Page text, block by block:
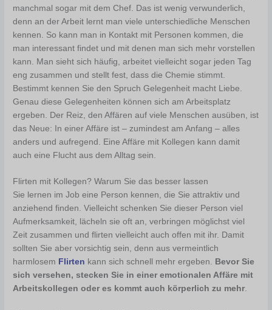
manchmal sogar mit dem Chef. Das ist wenig verwunderlich,
denn an der Arbeit lernt man viele unterschiedliche Menschen
kennen. So kann man in Kontakt mit Personen kommen, die
man interessant findet und mit denen man sich mehr vorstellen
kann. Man sieht sich häufig, arbeitet vielleicht sogar jeden Tag
eng zusammen und stellt fest, dass die Chemie stimmt.
Bestimmt kennen Sie den Spruch Gelegenheit macht Liebe.
Genau diese Gelegenheiten können sich am Arbeitsplatz
ergeben. Der Reiz, den Affären auf viele Menschen ausüben, ist
das Neue: In einer Affäre ist – zumindest am Anfang – alles
anders und aufregend. Eine Affäre mit Kollegen kann damit
auch eine Flucht aus dem Alltag sein.
Flirten mit Kollegen? Warum Sie das besser lassen
Sie lernen im Job eine Person kennen, die Sie attraktiv und
anziehend finden. Vielleicht schenken Sie dieser Person viel
Aufmerksamkeit, lächeln sie oft an, verbringen möglichst viel
Zeit zusammen und flirten vielleicht auch offen mit ihr. Damit
sollten Sie aber vorsichtig sein, denn aus vermeintlich
harmlosem Flirten kann sich schnell mehr ergeben. Bevor Sie
sich versehen, stecken Sie in einer emotionalen Affäre mit
Arbeitskollegen oder es kommt auch körperlich zu mehr.